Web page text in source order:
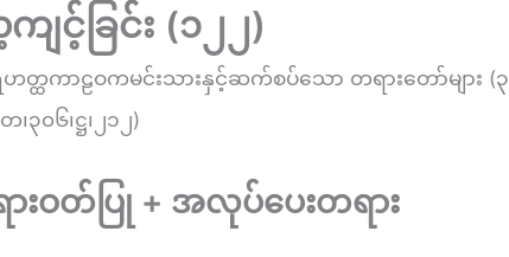
င့်ခြင်း (၁၂၂)
တ္ထကာဠဝကမင်းသားနှင့်ဆက်စပ်သော တရားတော်များ (
၀၆၊ဋ္ဌ၊၂၁၂)
ဝတ်ပြု + အလုပ်ပေးတရား